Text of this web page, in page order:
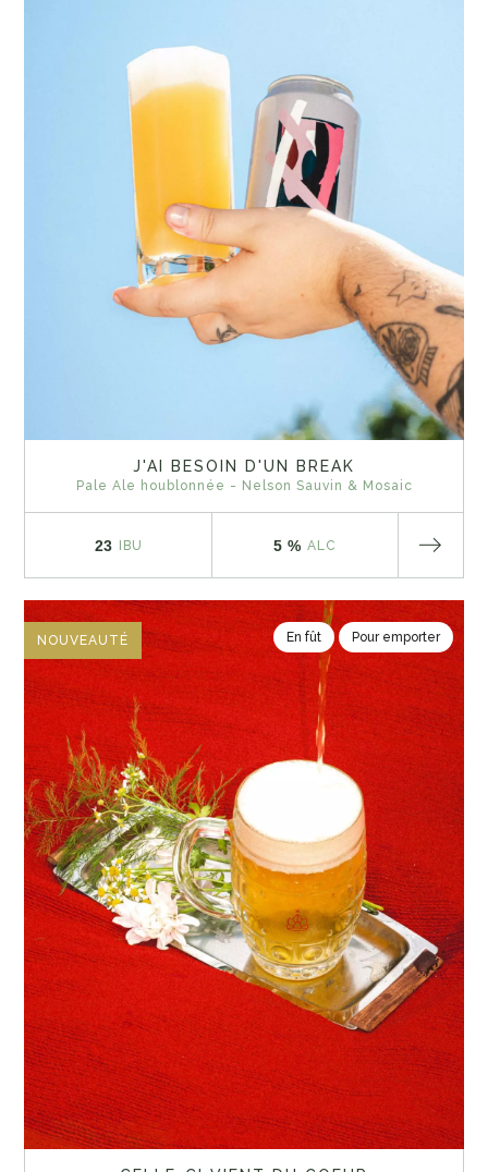
J'AI BESOIN D'UN BREAK
Pale Ale houblonnée - Nelson Sauvin & Mosaic
23 IBU 5 % ALC
NOUVEAUTÉ En fût Pour emporter